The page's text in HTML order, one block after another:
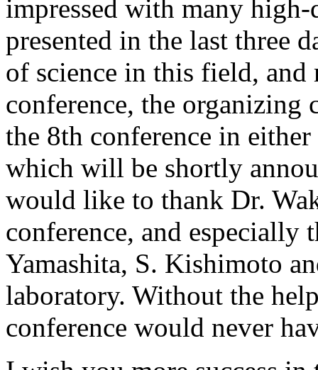
impressed with many
presented in the last three
of science in this field, and
conference, the organizing
the 8th conference in
which will be shortly
would like to thank Dr.
conference, and especially
Yamashita, S. Kishimoto
laboratory. Without the
conference would never